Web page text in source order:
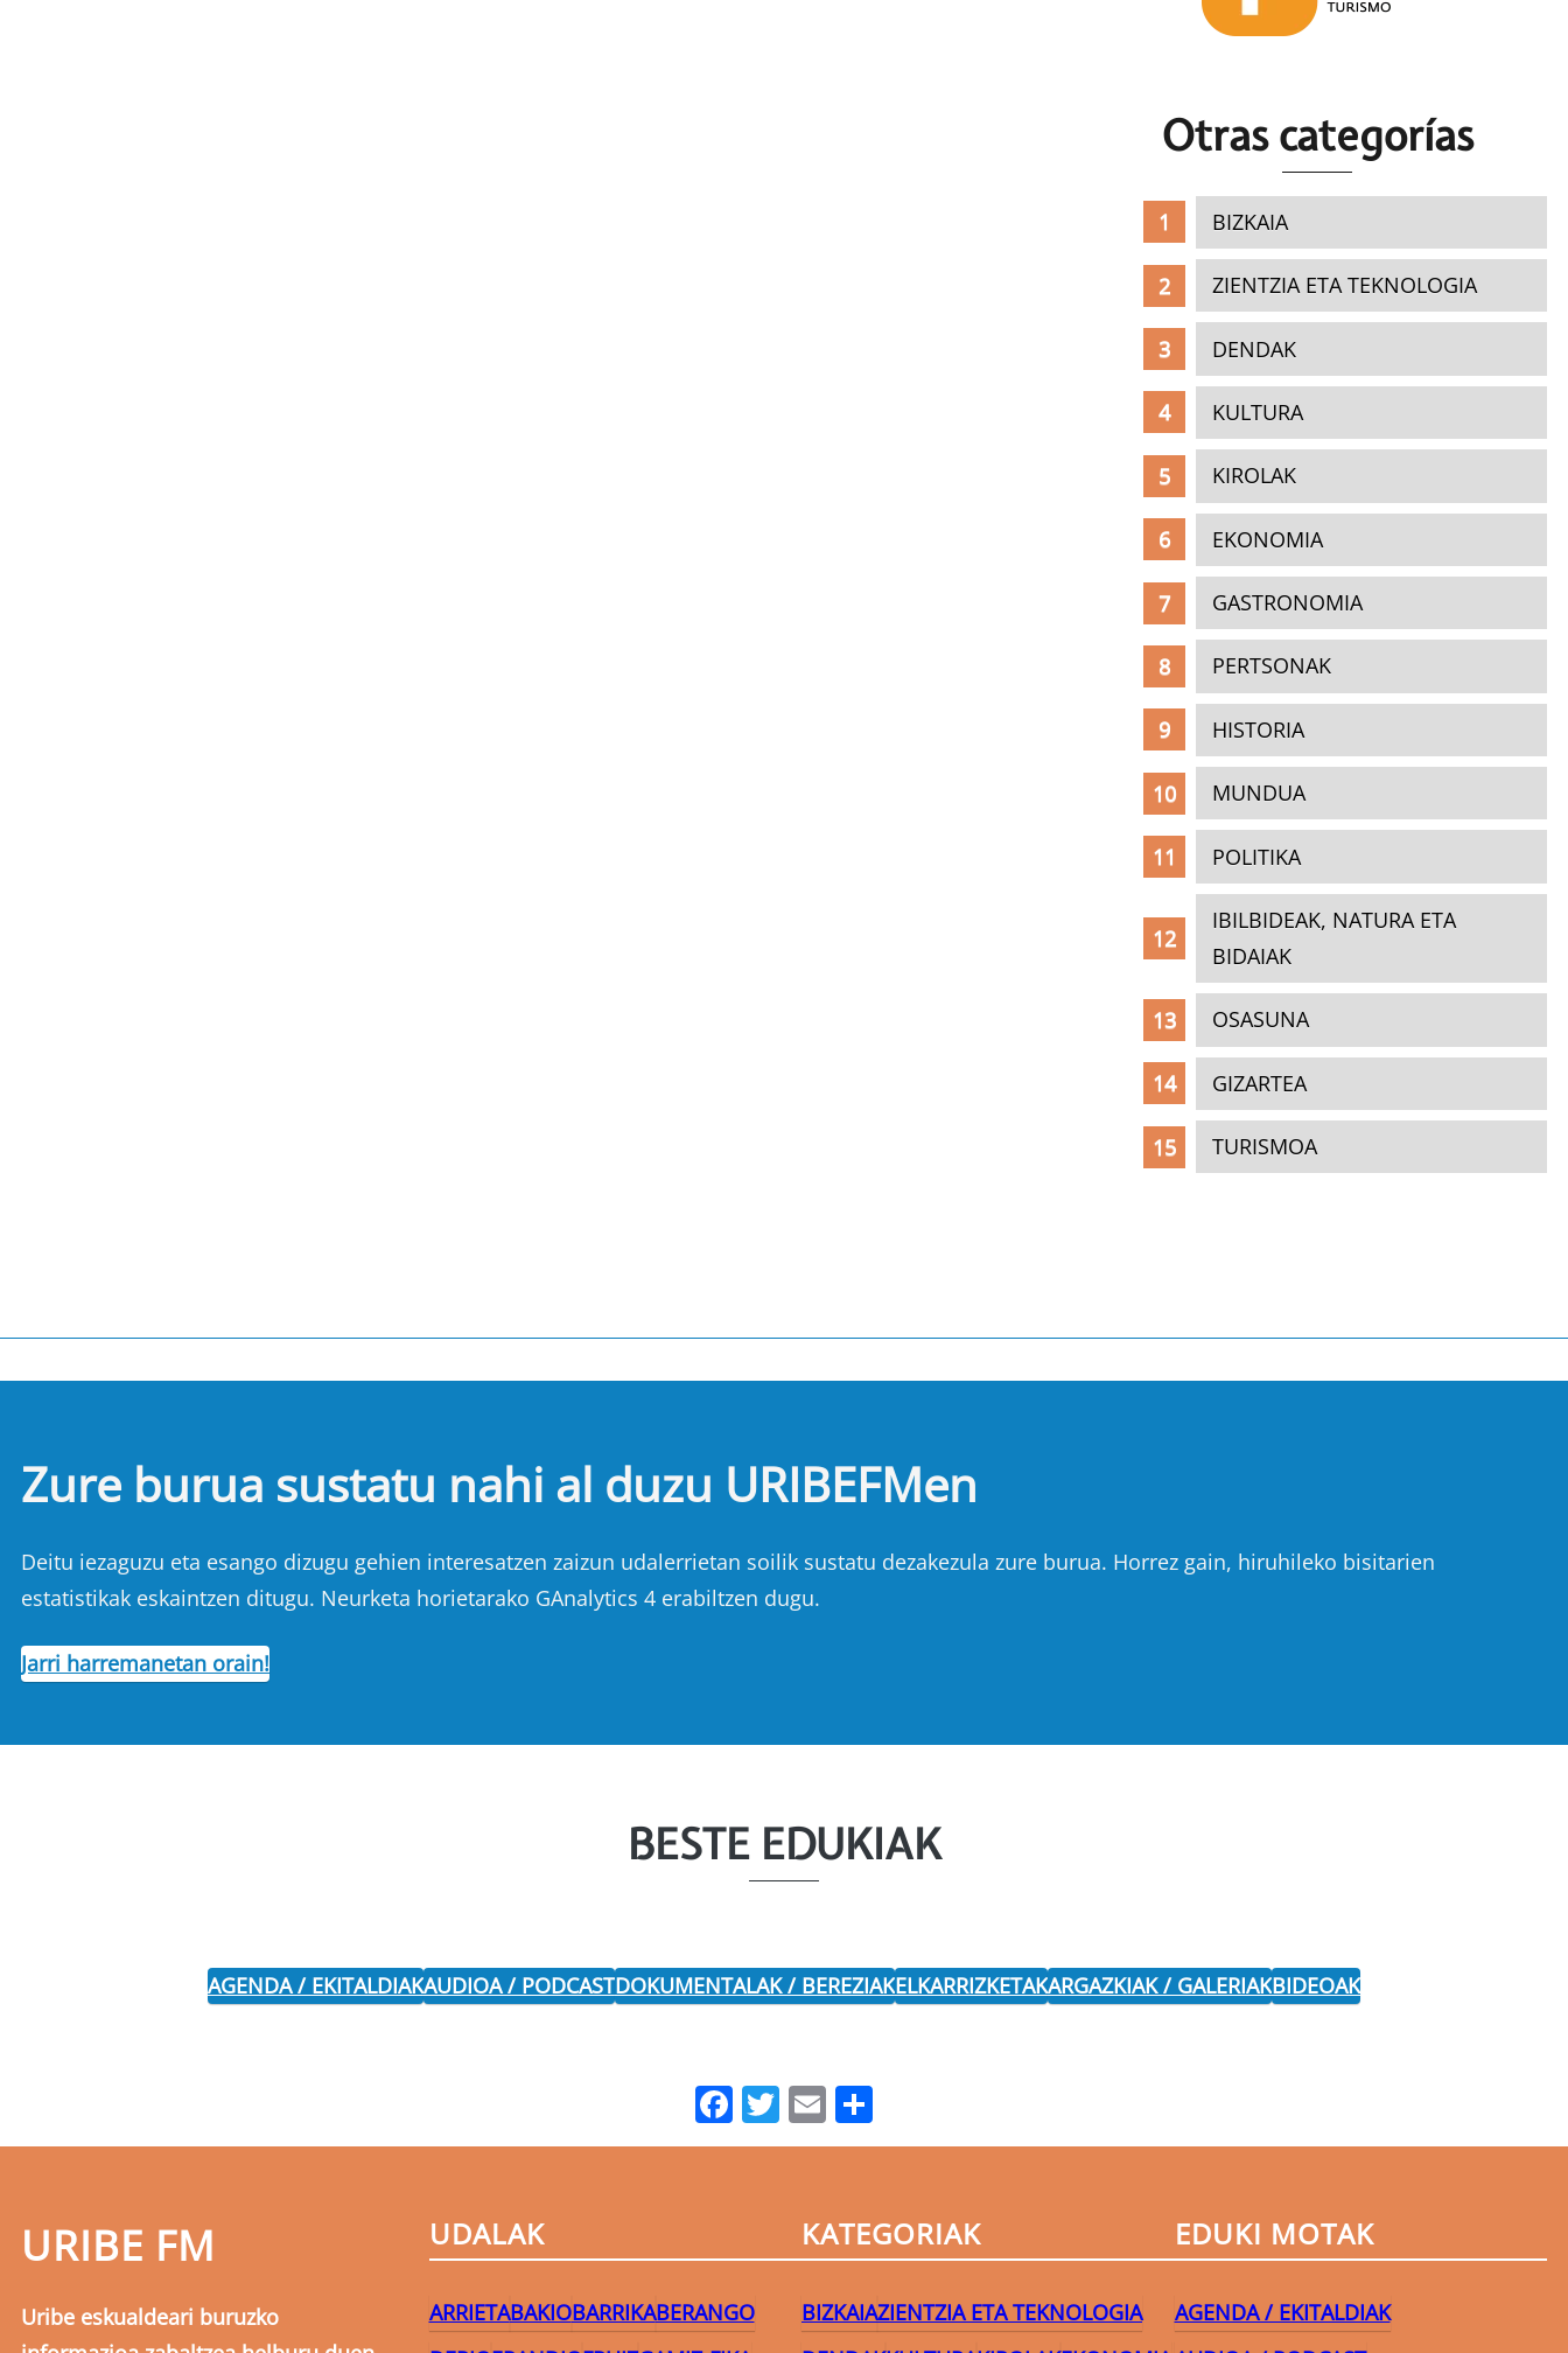
Otras categorías
BIZKAIA
ZIENTZIA ETA TEKNOLOGIA
DENDAK
KULTURA
KIROLAK
EKONOMIA
GASTRONOMIA
PERTSONAK
HISTORIA
MUNDUA
POLITIKA
IBILBIDEAK, NATURA ETA
BIDAIAK
OSASUNA
GIZARTEA
TURISMOA
Zure burua sustatu nahi al duzu URIBEFMen
Deitu iezaguzu eta esango dizugu gehien interesatzen zaizun udalerrietan soilik sustatu dezakezula zure burua. Horrez gain, hiruhileko bisitarien
estatistikak eskaintzen ditugu. Neurketa horietarako GAnalytics 4 erabiltzen dugu.
Jarri harremanetan orain!
BESTE EDUKIAK
AGENDA / EKITALDIAKAUDIOA / PODCASTDOKUMENTALAK / BEREZIAKELKARRIZKETAKARGAZKIAK / GALERIAKBIDEOAK
Facebook
Twitter
Email
URIBE FM
Uribe eskualdeari buruzko
UDALAK
ARRIETABAKIOBARRIKABERANGO
KATEGORIAK
BIZKAIAZIENTZIA ETA TEKNOLOGIA
EDUKI MOTAK
AGENDA / EKITALDIAK